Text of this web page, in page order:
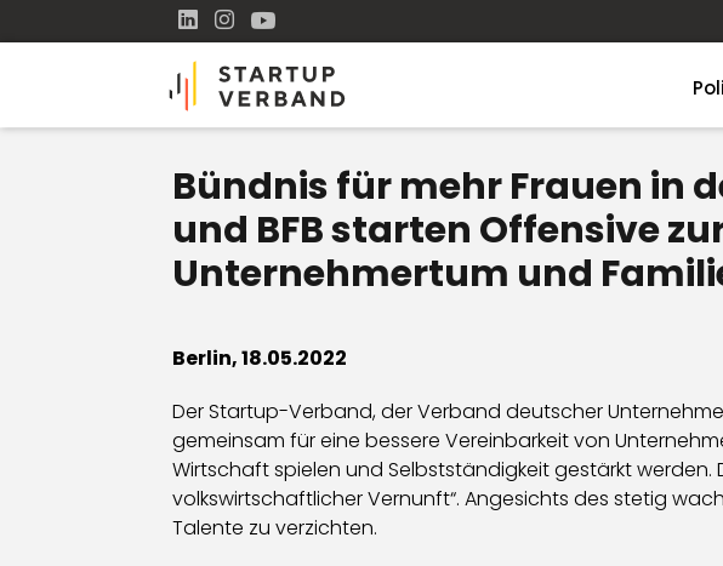
Bündnis für mehr Frauen in
und BFB starten Offensive
Unternehmertum und
Berlin, 18.05.2022
Der Startup-Verband, der Verband deutscher
gemeinsam für eine bessere Vereinbarkeit von
Wirtschaft spielen und Selbstständigkeit gestärkt
volkswirtschaftlicher Vernunft“. Angesichts des stetig
Talente zu verzichten.